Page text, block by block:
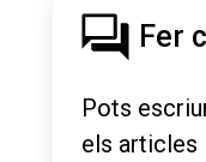
Fer
Pots
els articles